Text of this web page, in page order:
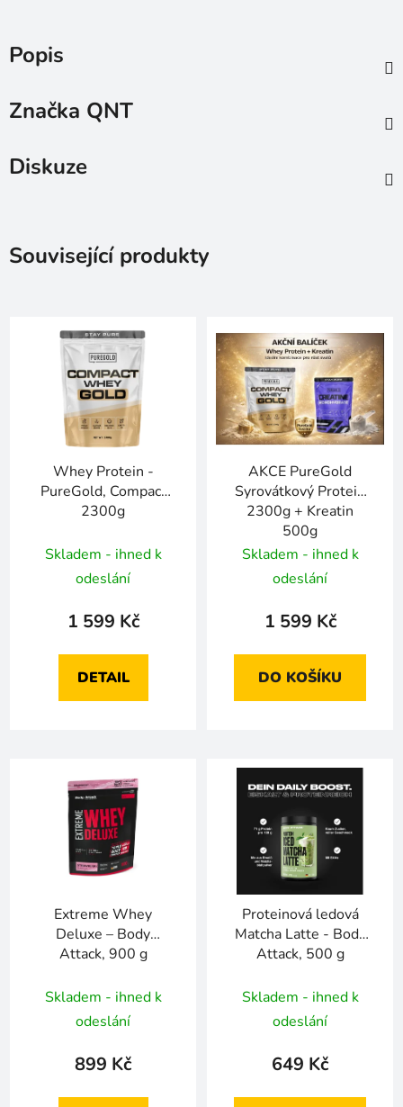
Popis
Značka QNT
Diskuze
Související produkty
Whey Protein -
PureGold, Compact
2300g
Skladem - ihned k
odeslání
1 599 Kč
DETAIL
AKCE PureGold
Syrovátkový Protein
2300g + Kreatin
500g
Skladem - ihned k
odeslání
1 599 Kč
DO KOŠÍKU
Extreme Whey
Deluxe – Body
Attack, 900 g
Skladem - ihned k
odeslání
899 Kč
Proteinová ledová
Matcha Latte - Body
Attack, 500 g
Skladem - ihned k
odeslání
649 Kč